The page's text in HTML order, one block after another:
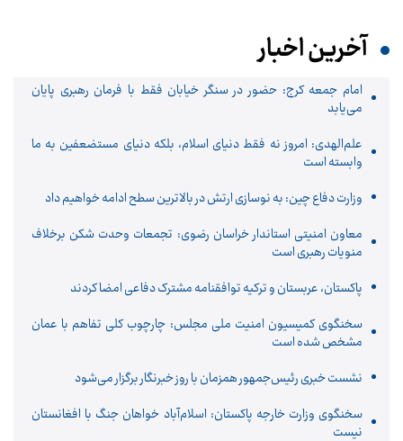
آخرین اخبار
امام جمعه کرج: حضور در سنگر خیابان فقط با فرمان رهبری پایان
می‌یابد
علم‌الهدی: امروز نه فقط دنیای اسلام، بلکه دنیای مستضعفین به ما
وابسته است
وزارت دفاع چین: به نوسازی ارتش در بالاترین سطح ادامه خواهیم داد
معاون امنیتی استاندار خراسان رضوی: تجمعات وحدت شکن برخلاف
منویات رهبری است
پاکستان، عربستان و ترکیه توافقنامه مشترک دفاعی امضا کردند
سخنگوی کمیسیون امنیت ملی مجلس: چارچوب کلی تفاهم با عمان
مشخص شده است
نشست خبری رئیس‌جمهور همزمان با روز خبرنگار برگزار می‌شود
سخنگوی وزارت خارجه پاکستان: اسلام‌آباد خواهان جنگ با افغانستان
نیست